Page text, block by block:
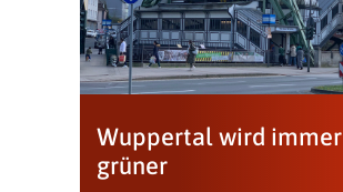
Wuppertal wird immer
grüner